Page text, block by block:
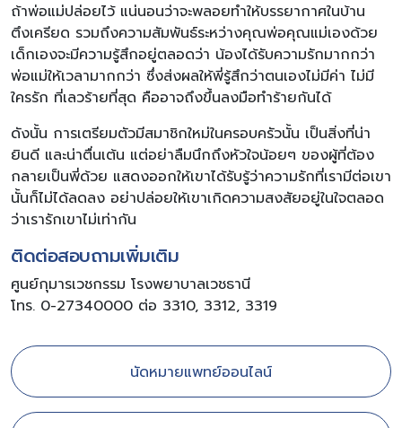
ถ้าพ่อแม่ปล่อยไว้ แน่นอนว่าจะพลอยทำให้บรรยากาศในบ้าน
ตึงเครียด รวมถึงความสัมพันธ์ระหว่างคุณพ่อคุณแม่เองด้วย
เด็กเองจะมีความรู้สึกอยู่ตลอดว่า น้องได้รับความรักมากกว่า
พ่อแม่ให้เวลามากกว่า ซึ่งส่งผลให้พี่รู้สึกว่าตนเองไม่มีค่า ไม่มี
ใครรัก ที่เลวร้ายที่สุด คืออาจถึงขึ้นลงมือทำร้ายกันได้
ดังนั้น การเตรียมตัวมีสมาชิกใหม่ในครอบครัวนั้น เป็นสิ่งที่น่า
ยินดี และน่าตื่นเต้น แต่อย่าลืมนึกถึงหัวใจน้อยๆ ของผู้ที่ต้อง
กลายเป็นพี่ด้วย แสดงออกให้เขาได้รับรู้ว่าความรักที่เรามีต่อเขา
นั้นก็ไม่ได้ลดลง อย่าปล่อยให้เขาเกิดความสงสัยอยู่ในใจตลอด
ว่าเรารักเขาไม่เท่ากัน
ติดต่อสอบถามเพิ่มเติม
ศูนย์กุมารเวชกรรม โรงพยาบาลเวชธานี
โทร. 0-27340000 ต่อ 3310, 3312, 3319
นัดหมายแพทย์ออนไลน์